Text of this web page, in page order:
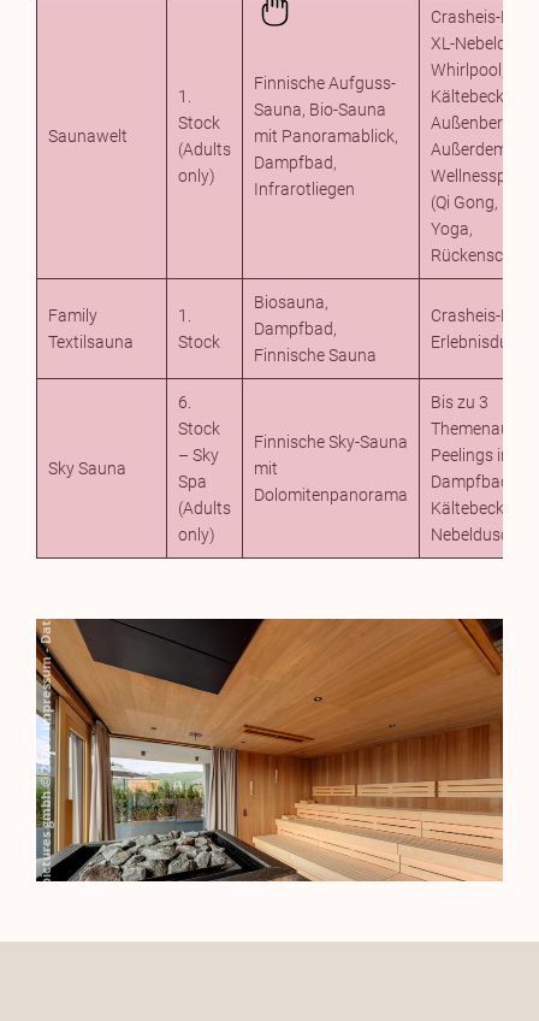
Saunawelt
1.
Stock
(Adults
only)
Finnische Aufguss-
Sauna, Bio-Sauna
mit Panoramablick,
Dampfbad,
Infrarotliegen
Crasheis-
XL-
Whirlpool,
Kältebecken
Außenbereich
Außerdem:
(Qi Gong,
Yoga,
Rückenschule)
Family
Textilsauna
1.
Stock
Biosauna,
Dampfbad,
Finnische Sauna
Crasheis-
Sky Sauna
6.
Stock
– Sky
Spa
(Adults
only)
Finnische Sky-Sauna
mit
Dolomitenpanorama
Bis zu 3
Peelings im
Dampfbad,
Kältebecken,
Nebelduschen